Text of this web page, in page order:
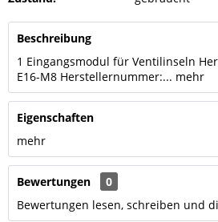
Beschreibung
1 Eingangsmodul für Ventilinseln
E16-M8 Herstellernummer:... mehr
Eigenschaften
mehr
Bewertungen
0
Bewertungen lesen, schreiben und